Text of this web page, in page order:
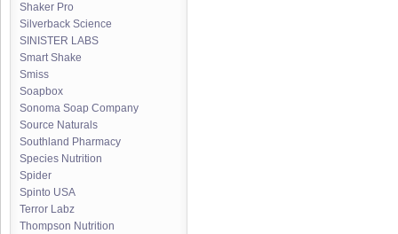
Shaker Pro
Silverback Science
SINISTER LABS
Smart Shake
Smiss
Soapbox
Sonoma Soap Company
Source Naturals
Southland Pharmacy
Species Nutrition
Spider
Spinto USA
Terror Labz
Thompson Nutrition